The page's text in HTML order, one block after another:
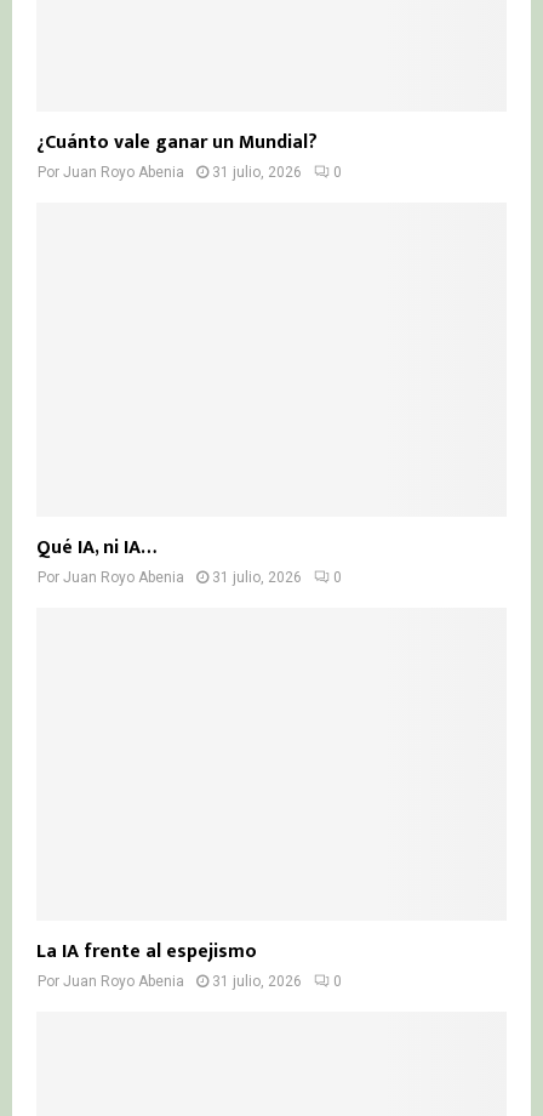
¿Cuánto vale ganar un Mundial?
Por Juan Royo Abenia 31 julio, 2026 0
Qué IA, ni IA…
Por Juan Royo Abenia 31 julio, 2026 0
La IA frente al espejismo
Por Juan Royo Abenia 31 julio, 2026 0